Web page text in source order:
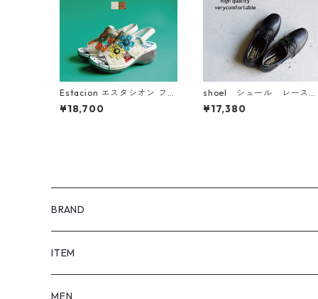
Estacion エスタシオン フラ
ワーモチーフ厚底本革バッ
クストラップサンダル NK22
¥18,700
shoel シュール レースア
ップレザーシューズ 3634
¥17,380
BRAND
SHOEL / シュール
shoel mine / シュールマイン
ITEM
pumps / パンプス
MEN